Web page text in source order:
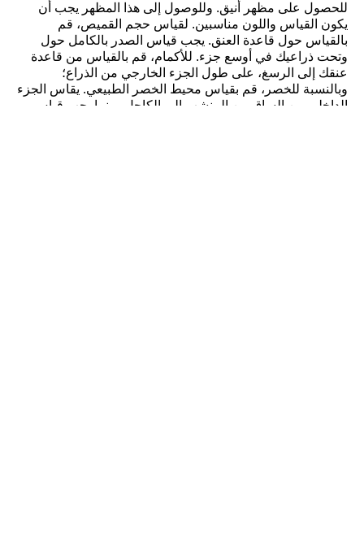
للحصول على مظهر أنيق. وللوصول إلى هذا المظهر يجب أن
يكون القياس واللون مناسبين. لقياس حجم القميص، قم
بالقياس حول قاعدة العنق. يجب قياس الصدر بالكامل حول
وتحت ذراعيك في أوسع جزء. للأكمام، قم بالقياس من قاعدة
عنقك إلى الرسغ، على طول الجزء الخارجي من الذراع؛
وبالنسبة للخصر، قم بقياس محيط الخصر الطبيعي. يقاس الجزء
الداخلي من الساق من المنشب إلى الكاحل، بينما يجب قياس